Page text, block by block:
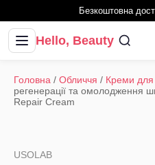
Безкоштовна
Hello, Beauty
Головна / Обличчя / Креми для
регенерації та омолодження
Repair Cream
USOLAB